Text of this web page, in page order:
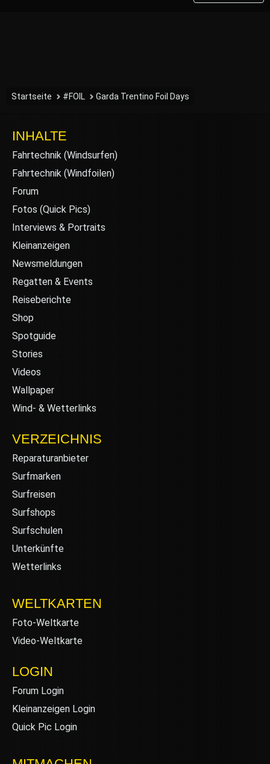
Startseite #FOIL Garda Trentino Foil Days
INHALTE
Fahrtechnik (Windsurfen)
Fahrtechnik (Windfoilen)
Forum
Fotos (Quick Pics)
Interviews & Portraits
Kleinanzeigen
Newsmeldungen
Regatten & Events
Reiseberichte
Shop
Spotguide
Stories
Videos
Wallpaper
Wind- & Wetterlinks
VERZEICHNIS
Reparaturanbieter
Surfmarken
Surfreisen
Surfshops
Surfschulen
Unterkünfte
Wetterlinks
WELTKARTEN
Foto-Weltkarte
Video-Weltkarte
LOGIN
Forum Login
Kleinanzeigen Login
Quick Pic Login